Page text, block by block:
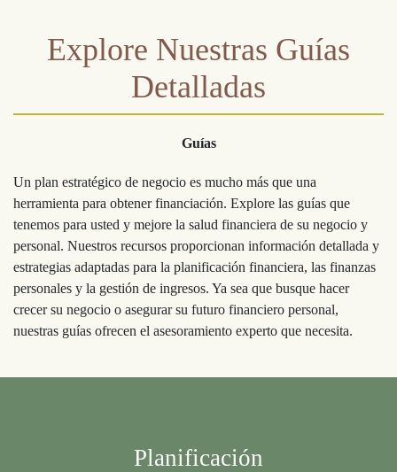
Explore Nuestras Guías
Detalladas
Guías
Un plan estratégico de negocio es mucho más que una
herramienta para obtener financiación. Explore las guías que
tenemos para usted y mejore la salud financiera de su negocio y
personal. Nuestros recursos proporcionan información detallada y
estrategias adaptadas para la planificación financiera, las finanzas
personales y la gestión de ingresos. Ya sea que busque hacer
crecer su negocio o asegurar su futuro financiero personal,
nuestras guías ofrecen el asesoramiento experto que necesita.
Planificación